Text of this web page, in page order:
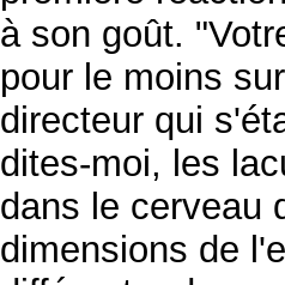
à son goût.
pour le moins
directeur qui
dites-moi, les
dans le cerveau
dimensions de